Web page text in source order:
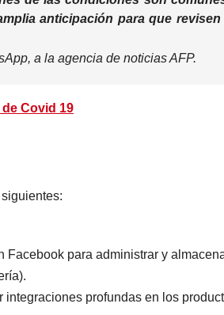
anticipación para que
a la agencia de noticias AFP.
Covid 19
para administrar y
profundas en los